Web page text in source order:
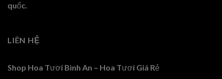
quốc.
LIÊN HỆ
Shop Hoa Tươi Bình An – Hoa Tươi Giá Rẻ